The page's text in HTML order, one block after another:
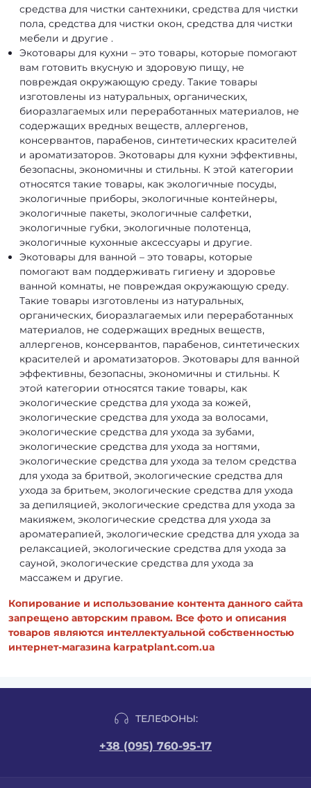
средства для чистки сантехники, средства для чистки
пола, средства для чистки окон, средства для чистки
мебели и другие .
Экотовары для кухни – это товары, которые помогают
вам готовить вкусную и здоровую пищу, не
повреждая окружающую среду. Такие товары
изготовлены из натуральных, органических,
биоразлагаемых или переработанных материалов, не
содержащих вредных веществ, аллергенов,
консервантов, парабенов, синтетических красителей
и ароматизаторов. Экотовары для кухни эффективны,
безопасны, экономичны и стильны. К этой категории
относятся такие товары, как экологичные посуды,
экологичные приборы, экологичные контейнеры,
экологичные пакеты, экологичные салфетки,
экологичные губки, экологичные полотенца,
экологичные кухонные аксессуары и другие.
Экотовары для ванной – это товары, которые
помогают вам поддерживать гигиену и здоровье
ванной комнаты, не повреждая окружающую среду.
Такие товары изготовлены из натуральных,
органических, биоразлагаемых или переработанных
материалов, не содержащих вредных веществ,
аллергенов, консервантов, парабенов, синтетических
красителей и ароматизаторов. Экотовары для ванной
эффективны, безопасны, экономичны и стильны. К
этой категории относятся такие товары, как
экологические средства для ухода за кожей,
экологические средства для ухода за волосами,
экологические средства для ухода за зубами,
экологические средства для ухода за ногтями,
экологические средства для ухода за телом средства
для ухода за бритвой, экологические средства для
ухода за бритьем, экологические средства для ухода
за депиляцией, экологические средства для ухода за
макияжем, экологические средства для ухода за
ароматерапией, экологические средства для ухода за
релаксацией, экологические средства для ухода за
сауной, экологические средства для ухода за
массажем и другие.
Копирование и использование контента данного сайта
запрещено авторским правом. Все фото и описания
товаров являются интеллектуальной собственностью
интернет-магазина karpatplant.com.ua
ТЕЛЕФОНЫ:
+38 (095) 760-95-17